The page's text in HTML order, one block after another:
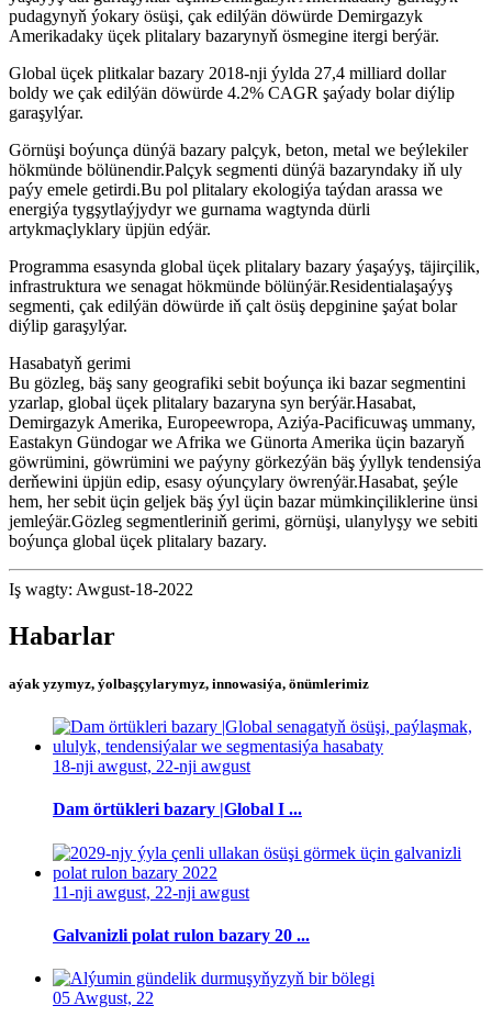
pudagynyň ýokary ösüşi, çak edilýän döwürde Demirgazyk
Amerikadaky üçek plitalary bazarynyň ösmegine itergi berýär.
Global üçek plitkalar bazary 2018-nji ýylda 27,4 milliard dollar
boldy we çak edilýän döwürde 4.2% CAGR şaýady bolar diýlip
garaşylýar.
Görnüşi boýunça dünýä bazary palçyk, beton, metal we beýlekiler
hökmünde bölünendir.Palçyk segmenti dünýä bazaryndaky iň uly
paýy emele getirdi.Bu pol plitalary ekologiýa taýdan arassa we
energiýa tygşytlaýjydyr we gurnama wagtynda dürli
artykmaçlyklary üpjün edýär.
Programma esasynda global üçek plitalary bazary ýaşaýyş, täjirçilik,
infrastruktura we senagat hökmünde bölünýär.Residentialaşaýyş
segmenti, çak edilýän döwürde iň çalt ösüş depginine şaýat bolar
diýlip garaşylýar.
Hasabatyň gerimi
Bu gözleg, bäş sany geografiki sebit boýunça iki bazar segmentini
yzarlap, global üçek plitalary bazaryna syn berýär.Hasabat,
Demirgazyk Amerika, Europeewropa, Aziýa-Pacificuwaş ummany,
Eastakyn Gündogar we Afrika we Günorta Amerika üçin bazaryň
göwrümini, göwrümini we paýyny görkezýän bäş ýyllyk tendensiýa
derňewini üpjün edip, esasy oýunçylary öwrenýär.Hasabat, şeýle
hem, her sebit üçin geljek bäş ýyl üçin bazar mümkinçiliklerine ünsi
jemleýär.Gözleg segmentleriniň gerimi, görnüşi, ulanylyşy we sebiti
boýunça global üçek plitalary bazary.
Iş wagty: Awgust-18-2022
Habarlar
aýak yzymyz, ýolbaşçylarymyz, innowasiýa, önümlerimiz
18-nji awgust, 22-nji awgust
Dam örtükleri bazary |Global I ...
11-nji awgust, 22-nji awgust
Galvanizli polat rulon bazary 20 ...
05 Awgust, 22